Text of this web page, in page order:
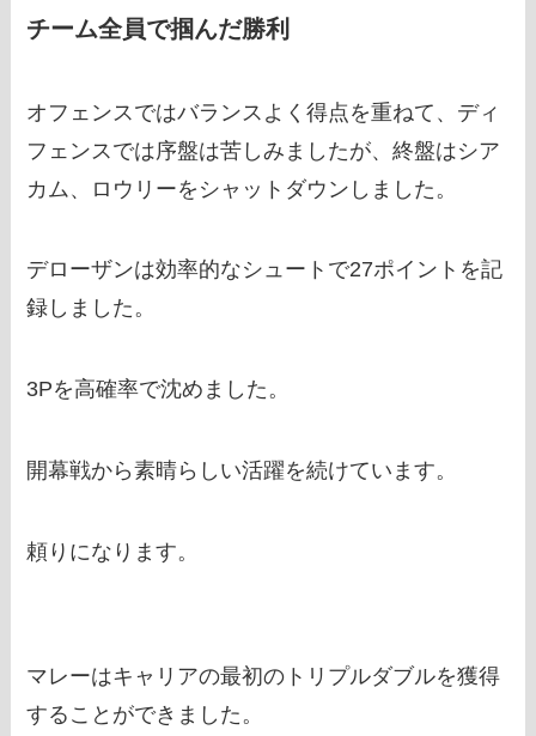
チーム全員で掴んだ勝利
オフェンスではバランスよく得点を重ねて、ディ
フェンスでは序盤は苦しみましたが、終盤はシア
カム、ロウリーをシャットダウンしました。
デローザンは効率的なシュートで27ポイントを記
録しました。
3Pを高確率で沈めました。
開幕戦から素晴らしい活躍を続けています。
頼りになります。
マレーはキャリアの最初のトリプルダブルを獲得
することができました。